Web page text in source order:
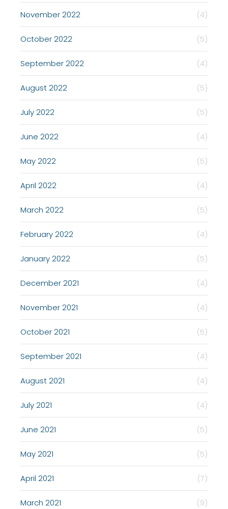
November 2022 (4)
October 2022 (5)
September 2022 (4)
August 2022 (5)
July 2022 (5)
June 2022 (4)
May 2022 (5)
April 2022 (4)
March 2022 (5)
February 2022 (4)
January 2022 (5)
December 2021 (4)
November 2021 (4)
October 2021 (5)
September 2021 (4)
August 2021 (4)
July 2021 (4)
June 2021 (5)
May 2021 (5)
April 2021 (7)
March 2021 (9)